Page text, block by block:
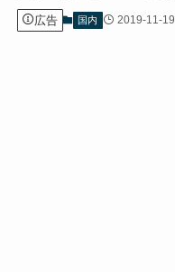
広告 国内 2019-11-19